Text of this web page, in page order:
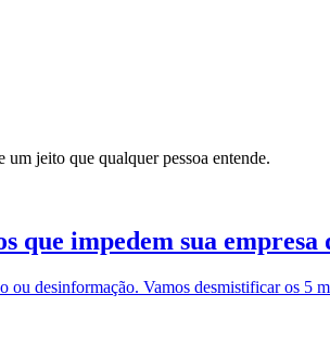
jeito que qualquer pessoa entende.
que impedem sua empresa
desinformação. Vamos desmistificar os 5